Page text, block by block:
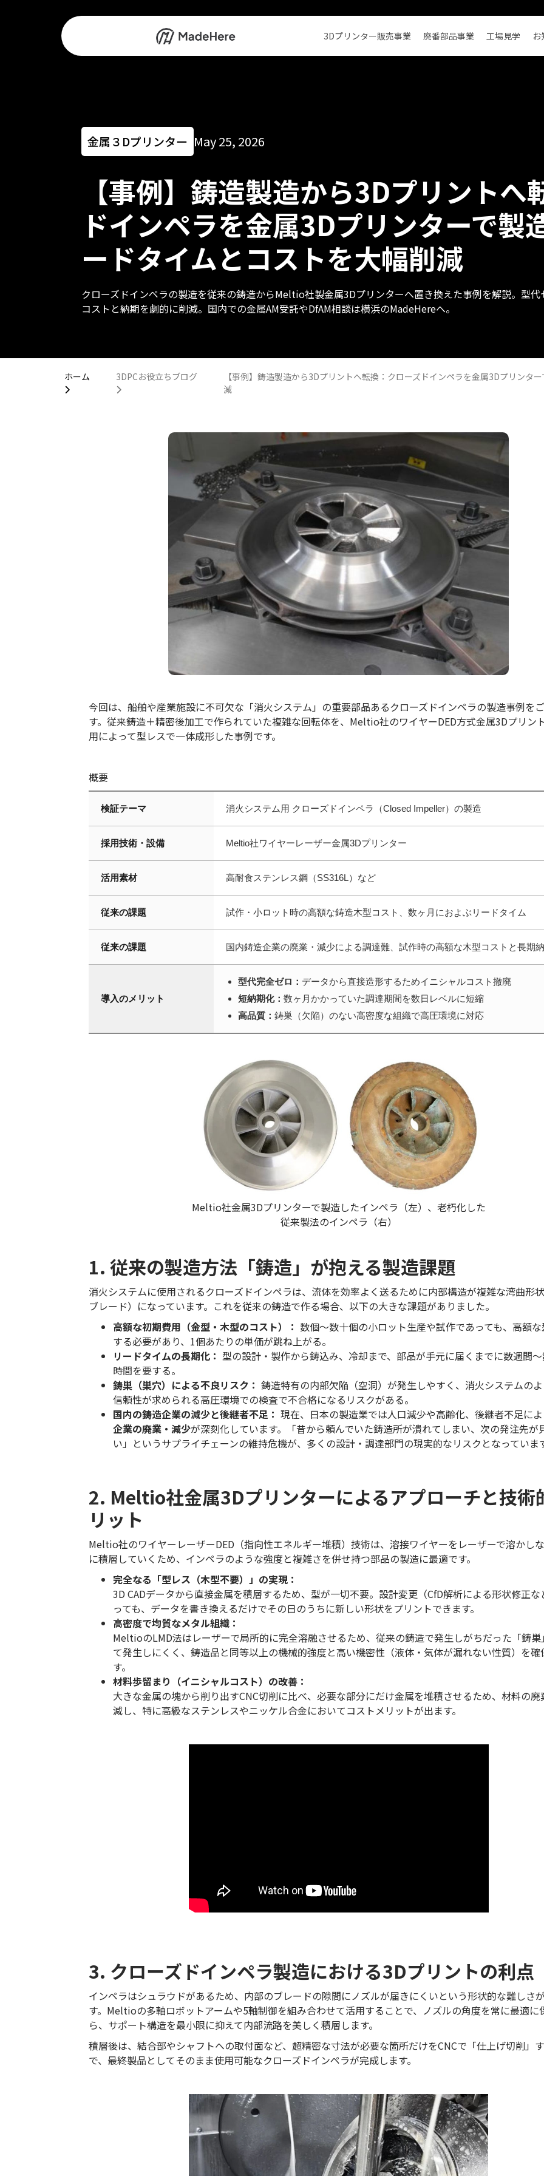
3Dプリンター販売事業 廃番部品事業 工場見学 お
金属３Dプリンター May 25, 2026
【事例】鋳造製造から3Dプリントへ
ドインペラを金属3Dプリンターで製
ードタイムとコストを大幅削減
クローズドインペラの製造を従来の鋳造からMeltio社製金属3Dプリンターへ置き換えた事例を解説。型
コストと納期を劇的に削減。国内での金属AM受託やDfAM相談は横浜のMadeHereへ。
ホーム

3DPCお役立ちブログ

【事例】鋳造製造から3Dプリントへ転換：クローズドインペラを金属3Dプリンタ
減
今回は、船舶や産業施設に不可欠な「消火システム」の重要部品あるクローズドインペラの製造事例を
す。従来鋳造＋精密後加工で作られていた複雑な回転体を、Meltio社のワイヤーDED方式金属3Dプリン
用によって型レスで一体成形した事例です。
概要
検証テーマ 消火システム用 クローズドインペラ（Closed Impeller）の製造
採用技術・設備 Meltio社ワイヤーレーザー金属3Dプリンター
活用素材 高耐食ステンレス鋼（SS316L）など
従来の課題 試作・小ロット時の高額な鋳造木型コスト、数ヶ月におよぶリードタイム
従来の課題 国内鋳造企業の廃業・減少による調達難、試作時の高額な木型コストと長期
導入のメリット
型代完全ゼロ： データから直接造形するためイニシャルコスト撤廃
短納期化：数ヶ月かかっていた調達期間を数日レベルに短縮
高品質：鋳巣（欠陥）のない高密度な組織で高圧環境に対応
Meltio社金属3Dプリンターで製造したインペラ（左）、老朽化した
従来製法のインペラ（右）
1. 従来の製造方法「鋳造」が抱える製造課題
消火システムに使用されるクローズドインペラは、流体を効率よく送るために内部構造が複雑な湾曲形
ブレード）になっています。これを従来の鋳造で作る場合、以下の大きな課題がありました。
高額な初期費用（金型・木型のコスト）： 数個〜数十個の小ロット生産や試作であっても、高額
する必要があり、1個あたりの単価が跳ね上がる。
リードタイムの長期化： 型の設計・製作から鋳込み、冷却まで、部品が手元に届くまでに数週間
時間を要する。
鋳巣（巣穴）による不良リスク： 鋳造特有の内部欠陥（空洞）が発生しやすく、消火システムの
信頼性が求められる高圧環境での検査で不合格になるリスクがある。
国内の鋳造企業の減少と後継者不足： 現在、日本の製造業では人口減少や高齢化、後継者不足に
企業の廃業・減少が深刻化しています。「昔から頼んでいた鋳造所が潰れてしまい、次の発注先が
い」というサプライチェーンの維持危機が、多くの設計・調達部門の現実的なリスクとなっていま
2. Meltio社金属3Dプリンターによるアプローチと技術
リット
Meltio社のワイヤーレーザーDED（指向性エネルギー堆積）技術は、溶接ワイヤーをレーザーで溶かし
に積層していくため、インペラのような強度と複雑さを併せ持つ部品の製造に最適です。
完全なる「型レス（木型不要）」の実現：
3D CADデータから直接金属を積層するため、型が一切不要。設計変更（CfD解析による形状修正
っても、データを書き換えるだけでその日のうちに新しい形状をプリントできます。
高密度で均質なメタル組織：
MeltioのLMD法はレーザーで局所的に完全溶融させるため、従来の鋳造で発生しがちだった「鋳
て発生しにくく、鋳造品と同等以上の機械的強度と高い機密性（液体・気体が漏れない性質）を確
す。
材料歩留まり（イニシャルコスト）の改善：
大きな金属の塊から削り出すCNC切削に比べ、必要な部分にだけ金属を堆積させるため、材料の
減し、特に高級なステンレスやニッケル合金においてコストメリットが出ます。
3. クローズドインペラ製造における3Dプリントの利点
インペラはシュラウドがあるため、内部のブレードの隙間にノズルが届きにくいという形状的な難しさ
す。Meltioの多軸ロボットアームや5軸制御を組み合わせて活用することで、ノズルの角度を常に最適に
ら、サポート構造を最小限に抑えて内部流路を美しく積層します。
積層後は、結合部やシャフトへの取付面など、超精密な寸法が必要な箇所だけをCNCで「仕上げ切削」
で、最終製品としてそのまま使用可能なクローズドインペラが完成します。